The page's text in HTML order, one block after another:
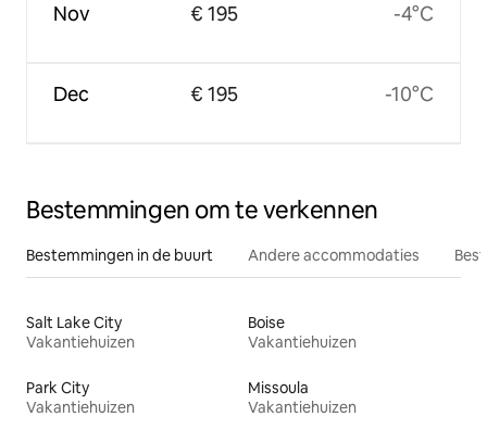
Nov
Dec
€ 195
€ 195
-4°C
-10°C
Bestemmingen om te verkennen
Bestemmingen in de buurt Andere accommodaties
Salt Lake City
Vakantiehuizen
Boise
Vakantiehuizen
Park City
Vakantiehuizen
Missoula
Vakantiehuizen